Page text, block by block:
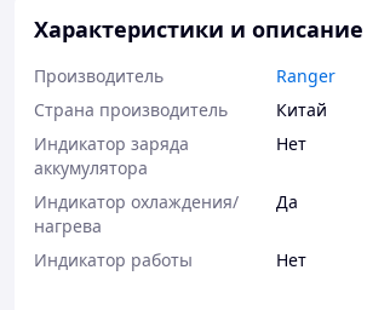
Характеристики и описание
Производитель
Ranger
Страна производитель
Китай
Индикатор заряда
аккумулятора
Нет
Индикатор охлаждения/
нагрева
Да
Индикатор работы Нет